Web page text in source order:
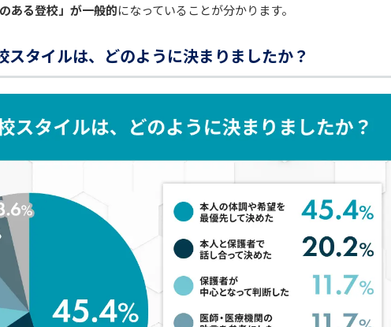
ある登校」が一般的になっていることが分かります。
スタイルは、どのように決まりましたか？